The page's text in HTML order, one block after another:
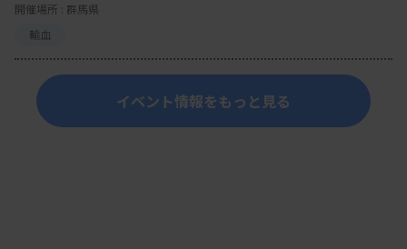
開催場所 : 群馬県
輸血
イベント情報をもっと見る